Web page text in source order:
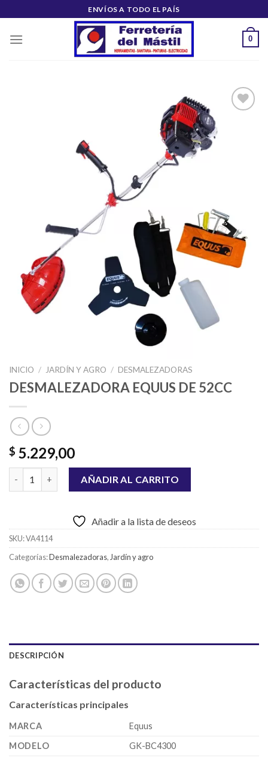
al
contenido
ENVÍOS A TODO EL PAÍS
0
INICIO / JARDÍN Y AGRO / DESMALEZADORAS
DESMALEZADORA EQUUS DE 52CC
$ 5.229,00
DESMALEZADORA EQUUS DE 52CC cantidad
AÑADIR AL CARRITO
Añadir a la lista de deseos
SKU:VA4114
Categorías:Desmalezadoras, Jardín y agro
DESCRIPCIÓN
Características del producto
Características principales
MARCA
Equus
MODELO
GK-BC4300